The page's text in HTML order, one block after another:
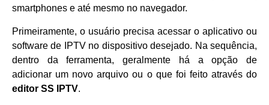
smartphones e até mesmo no navegador.
Primeiramente, o usuário precisa acessar o aplicativo ou
software de IPTV no dispositivo desejado. Na sequência,
dentro da ferramenta, geralmente há a opção de
adicionar um novo arquivo ou o que foi feito através do
editor SS IPTV.